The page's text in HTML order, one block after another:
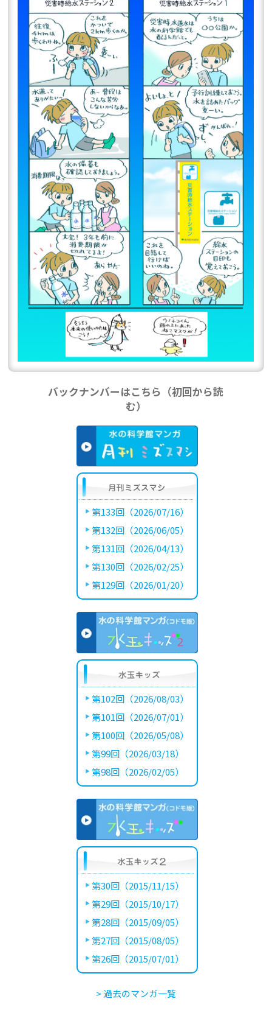
バックナンバーはこちら（初回から読
む）
第133回（2026/07/16）
第132回（2026/06/05）
第131回（2026/04/13）
第130回（2026/02/25）
第129回（2026/01/20）
第102回（2026/08/03）
第101回（2026/07/01）
第100回（2026/05/08）
第99回（2026/03/18）
第98回（2026/02/05）
第30回（2015/11/15）
第29回（2015/10/17）
第28回（2015/09/05）
第27回（2015/08/05）
第26回（2015/07/01）
> 過去のマンガ一覧